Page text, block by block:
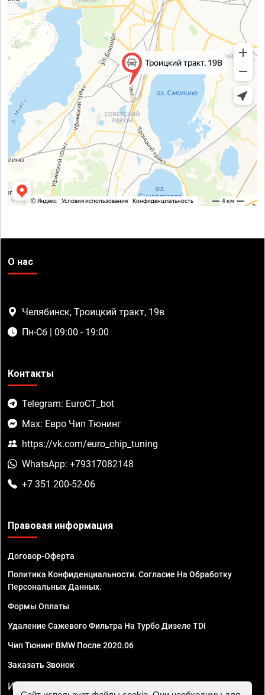
О нас
Челябинск, Троицкий тракт, 19в
Пн-Сб | 09:00 - 19:00
Контакты
Telegram: EuroCT_bot
Max: Евро Чип Тюнинг
https://vk.com/euro_chip_tuning
WhatsApp: +79317082148
+7 351 200-52-06
Правовая информация
Договор-Оферта
Политика Конфиденциальности. Согласие На Обработку
Персональных Данных.
Формы Оплаты
Удаление Сажевого Фильтра На Турбо Дизеле TDI
Чип Тюнинг BMW После 2020.06
Заказать Звонок
ИП Смирнов Георгий Павлович. ИНН 781302555843,